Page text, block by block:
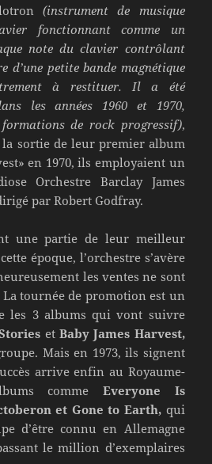
(instrument de musique
fonctionnant comme un
note du clavier contrôlant
d’une petite bande magnétique
à restituer. Il a été
les années 1960 et 1970,
de rock progressif),
sortie de leur premier album
en 1970, ils employaient un
Orchestre Barclay James
par Robert Godfray.
une partie de leur meilleur
époque, l’orchestre s’avère
les ventes ne sont
tournée de promotion est un
les 3 albums qui vont suivre
etBaby James Harvest,
Mais en 1973, ils signent
arrive enfin au Royaume-
comme Everyone Is
et Gone to Earth,qui
d’être connu en Allemagne
le million d’exemplaires